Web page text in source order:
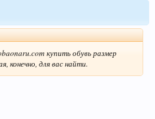
купить обувь размер
конечно, для вас найти.